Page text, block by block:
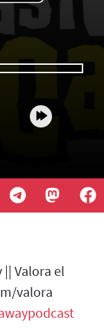
Valora el
valora